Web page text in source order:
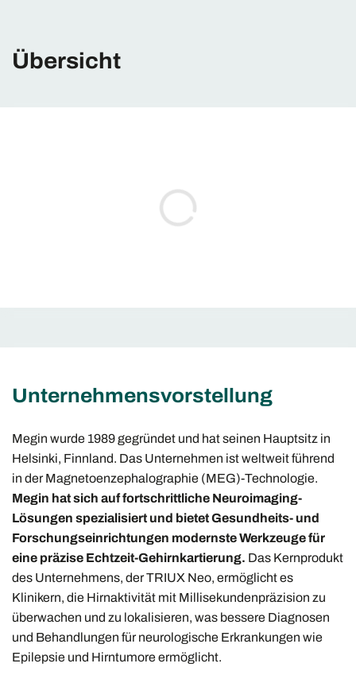
Übersicht
Unternehmensvorstellung
Megin wurde 1989 gegründet und hat seinen Hauptsitz in
Helsinki, Finnland. Das Unternehmen ist weltweit führend
in der Magnetoenzephalographie (MEG)-Technologie.
Megin hat sich auf fortschrittliche Neuroimaging-
Lösungen spezialisiert und bietet Gesundheits- und
Forschungseinrichtungen modernste Werkzeuge für
eine präzise Echtzeit-Gehirnkartierung. Das Kernprodukt
des Unternehmens, der TRIUX Neo, ermöglicht es
Klinikern, die Hirnaktivität mit Millisekundenpräzision zu
überwachen und zu lokalisieren, was bessere Diagnosen
und Behandlungen für neurologische Erkrankungen wie
Epilepsie und Hirntumore ermöglicht.